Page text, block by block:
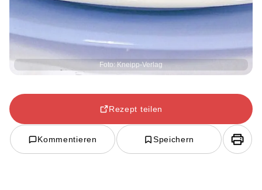
Foto: Kneipp-Verlag
Rezept teilen
Kommentieren Speichern